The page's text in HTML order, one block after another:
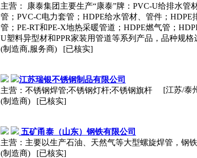
主营： 康泰集团主要生产“康泰”牌：PVC-U给排水
管；PVC-C电力套管；HDPE给水管材、管件；
管；PE-RT和PE-X地热采暖管道；HDPE燃气管；
U塑料异型材和PPR家装用管道等系列产品，品种规格
(制造商,服务商) [已核实]
江苏瑞银不锈钢制品有限公司
主营：不锈钢焊管;不锈钢灯杆;不锈钢旗杆
(制造商) [已核实]
[江苏/泰
五矿甬泰 （山东）钢铁有限公司
主营：主要以生产石油、天然气等大型螺旋焊管，钢
(制造商) [已核实]